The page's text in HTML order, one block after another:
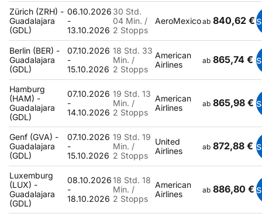
Zürich (ZRH) -
Guadalajara
(GDL)
06.10.2026
-
13.10.2026
30 Std.
04 Min. /
2 Stopps
AeroMexicoab 840,62 €
Berlin (BER) -
Guadalajara
(GDL)
07.10.2026
-
15.10.2026
18 Std. 33
Min. /
2 Stopps
American
Airlines
ab 865,74 €
Hamburg
(HAM) -
Guadalajara
(GDL)
07.10.2026
-
14.10.2026
19 Std. 13
Min. /
2 Stopps
American
Airlines
ab 865,98 €
Genf (GVA) -
Guadalajara
(GDL)
07.10.2026
-
15.10.2026
19 Std. 19
Min. /
2 Stopps
United
Airlines
ab 872,88 €
Luxemburg
(LUX) -
Guadalajara
(GDL)
08.10.2026
-
18.10.2026
18 Std. 18
Min. /
2 Stopps
American
Airlines
ab 886,80 €